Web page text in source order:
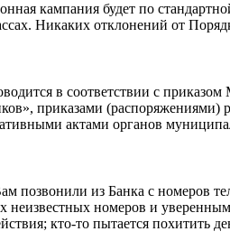
кампания будет по
Никаких отклонений от
в соответствии с
приказами (распоряжениями)
актами органов
позвонили из Банка с
номеров и уверенным
кто-то пытается похитить